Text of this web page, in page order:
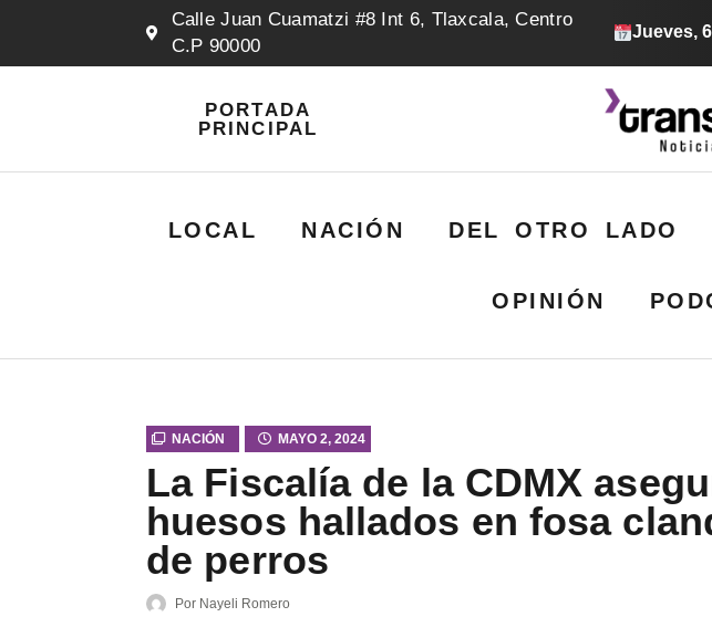
Calle Juan Cuamatzi #8 Int 6, Tlaxcala, Centro
C.P 90000
Jueves,
PORTADA
PRINCIPAL
LOCAL NACIÓN DEL OTRO LADO
OPINIÓN
NACIÓN MAYO 2, 2024
La Fiscalía de la CDMX
huesos hallados en fosa
de perros
Por Nayeli Romero